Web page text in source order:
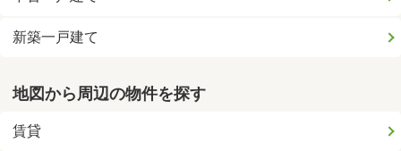
新築一戸建て
地図から周辺の物件を探す
賃貸